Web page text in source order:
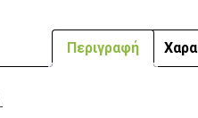
Περιγραφή